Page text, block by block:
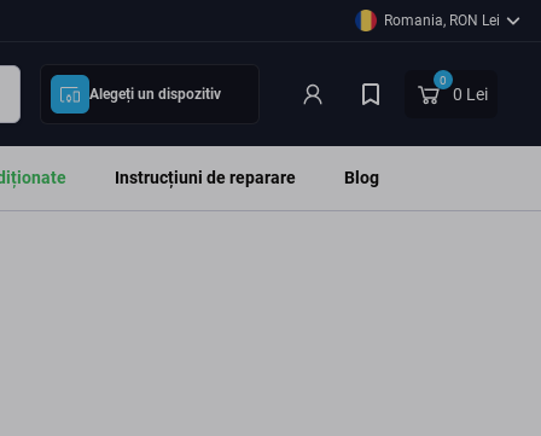
Romania, RON Lei
Alegeți un dispozitiv
0
0 Lei
Instrucțiuni de reparare Blog